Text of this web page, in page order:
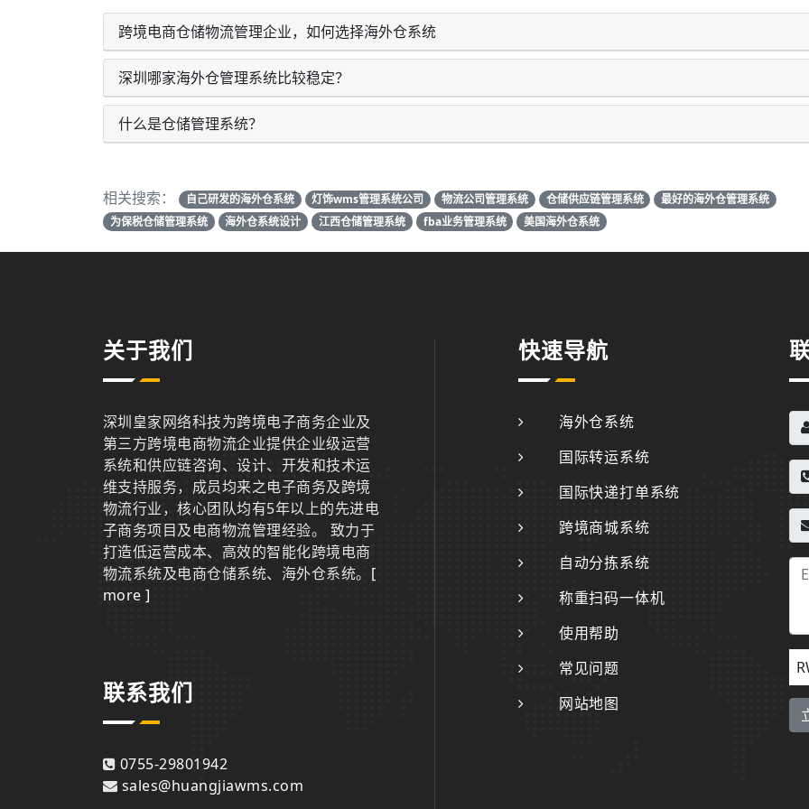
跨境电商仓储物流管理企业，如何选择海外仓系统
深圳哪家海外仓管理系统比较稳定？
什么是仓储管理系统？
相关搜索： 自己研发的海外仓系统 灯饰wms管理系统公司 物流公司管理系统 仓储供应链管理系统
最好的海外仓管理系统
为保税仓储管理系统
海外仓系统设计 江西仓储管理系统 fba业务管理系统 美国海外仓系统
关于我们
深圳皇家网络科技为跨境电子商务企业及
第三方跨境电商物流企业提供企业级运营
系统和供应链咨询、设计、开发和技术运
维支持服务，成员均来之电子商务及跨境
物流行业，核心团队均有5年以上的先进电
子商务项目及电商物流管理经验。 致力于
打造低运营成本、高效的智能化跨境电商
物流系统及电商仓储系统、海外仓系统。 [
more ]
联系我们
0755-29801942
sales@huangjiawms.com
快速导航
海外仓系统
国际转运系统
国际快递打单系统
跨境商城系统
自动分拣系统
称重扫码一体机
使用帮助
常见问题
网站地图